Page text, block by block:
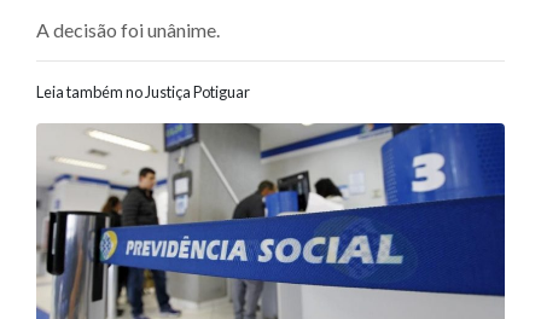
A decisão foi unânime.
Leia também no Justiça Potiguar
Navegação entre posts